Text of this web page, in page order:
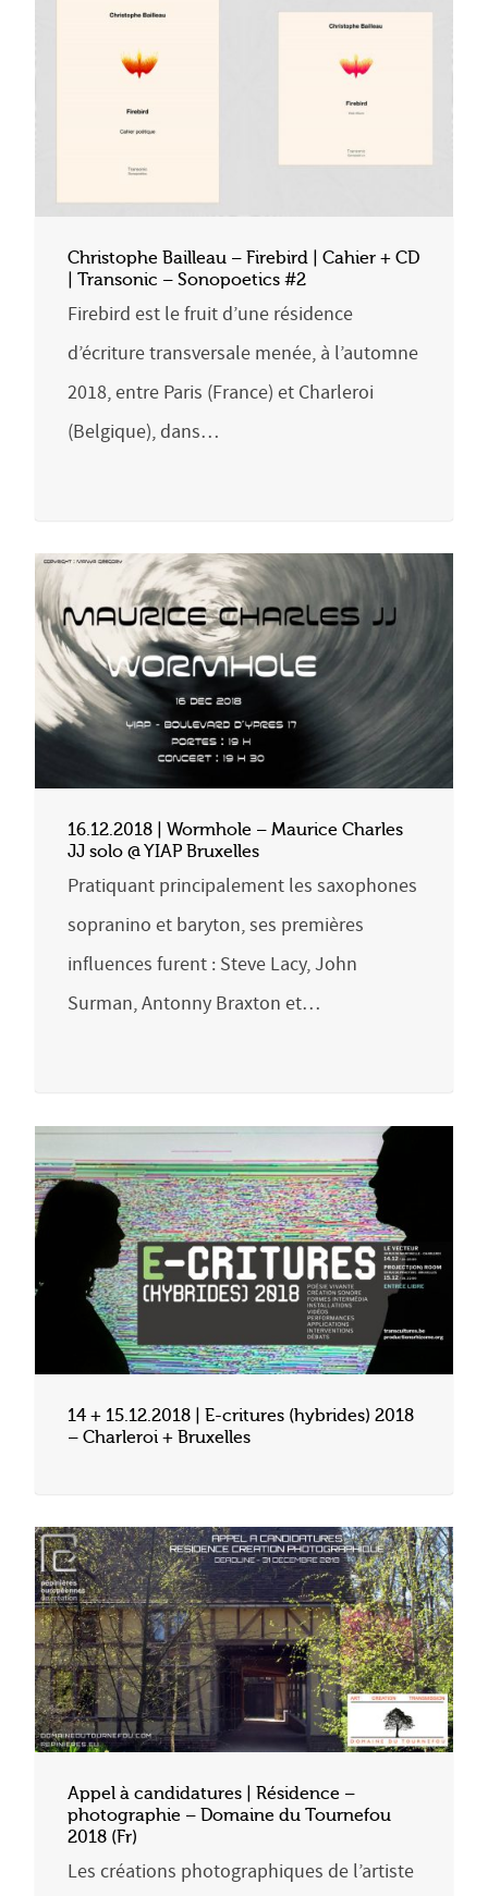
Christophe Bailleau – Firebird | Cahier + CD
| Transonic – Sonopoetics #2
Firebird est le fruit d’une résidence
d’écriture transversale menée, à l’automne
2018, entre Paris (France) et Charleroi
(Belgique), dans…
16.12.2018 | Wormhole – Maurice Charles
JJ solo @ YIAP Bruxelles
Pratiquant principalement les saxophones
sopranino et baryton, ses premières
influences furent : Steve Lacy, John
Surman, Antonny Braxton et…
14 + 15.12.2018 | E-critures (hybrides) 2018
– Charleroi + Bruxelles
Appel à candidatures | Résidence –
photographie – Domaine du Tournefou
2018 (Fr)
Les créations photographiques de l’artiste